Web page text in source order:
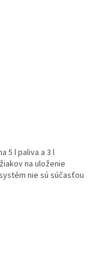
5 l paliva a 3 l
na uloženie
nie sú súčasťou